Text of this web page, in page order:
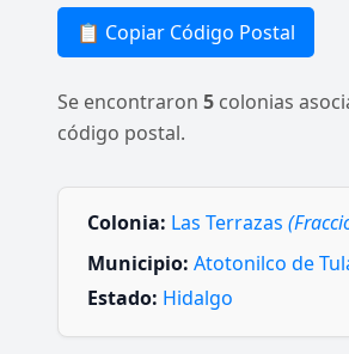
📋 Copiar Código Postal
Se encontraron 5 colonias
código postal.
Colonia: Las Terrazas
Municipio: Atotonilco de
Estado: Hidalgo